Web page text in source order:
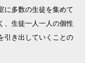
に多数の生徒を集めて
、生徒一人一人の個性
引き出していくことの